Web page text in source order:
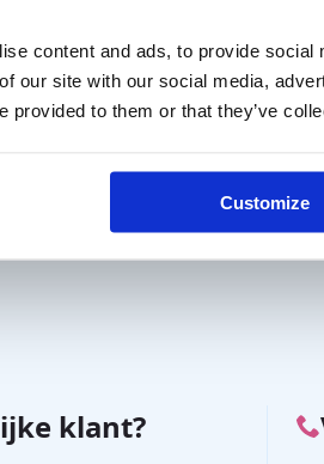
content and ads, to provide
our site with our social media,
provided to them or that they’ve
Customize
Wat zijn
maak je dit?
Lees meer
klant?